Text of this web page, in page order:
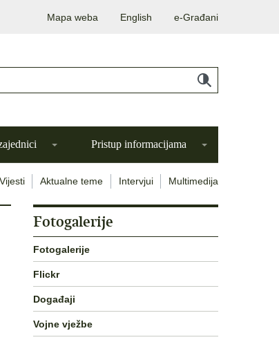
Mapa weba English e-Građani
Pristup informacijama
Vijesti Aktualne teme Intervjui Multimedija
Fotogalerije
Fotogalerije
Flickr
Događaji
Vojne vježbe